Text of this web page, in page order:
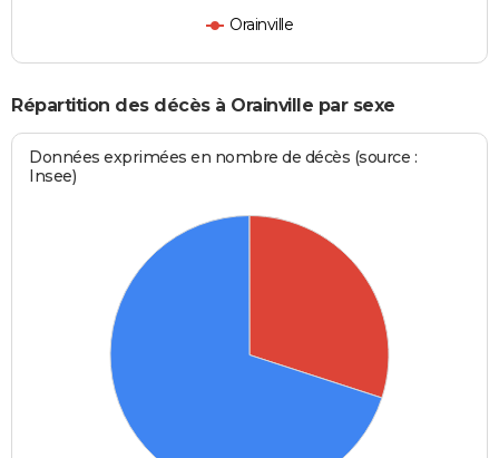
Orainville
Répartition des décès à Orainville par sexe
Données exprimées en nombre de décès (source :
Insee)